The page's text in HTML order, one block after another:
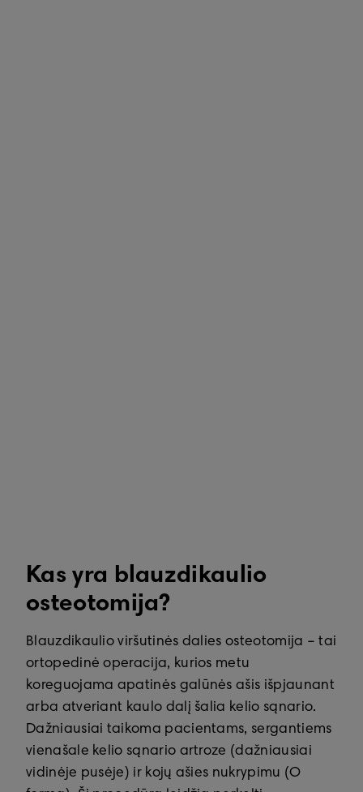
Kas yra blauzdikaulio
osteotomija?
Blauzdikaulio viršutinės dalies osteotomija – tai
ortopedinė operacija, kurios metu
koreguojama apatinės galūnės ašis išpjaunant
arba atveriant kaulo dalį šalia kelio sąnario.
Dažniausiai taikoma pacientams, sergantiems
vienašale kelio sąnario artroze (dažniausiai
vidinėje pusėje) ir kojų ašies nukrypimu (O